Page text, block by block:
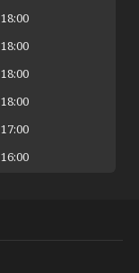
18:00
18:00
18:00
18:00
17:00
16:00